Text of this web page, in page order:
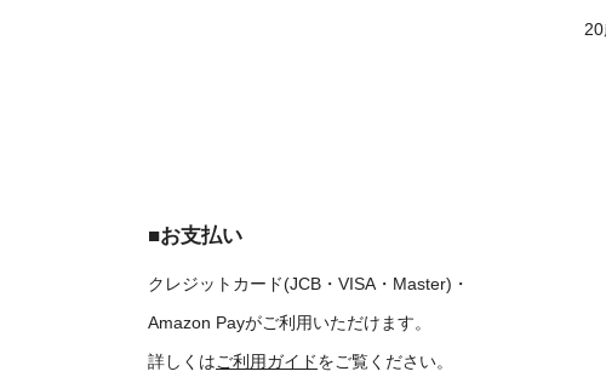
20
■お支払い
クレジットカード(JCB・VISA・Master)・
Amazon Payがご利用いただけます。
詳しくはご利用ガイドをご覧ください。